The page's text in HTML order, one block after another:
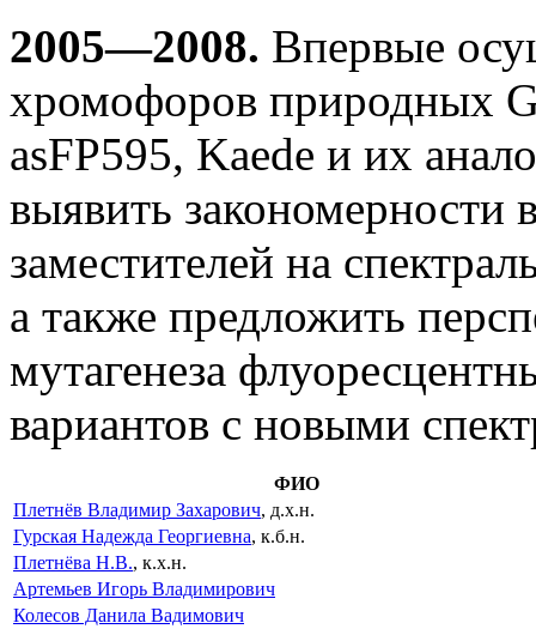
2005—2008. Впервые
хромофоров природных
asFP595, Kaede и их
выявить закономерности
заместителей на
а также предложить
мутагенеза
вариантов с новыми
ФИО
Плетнёв Владимир Захарович, д.х.н.
Гурская Надежда Георгиевна, к.б.н.
Плетнёва Н.В., к.х.н.
Артемьев Игорь Владимирович
Колесов Данила Вадимович